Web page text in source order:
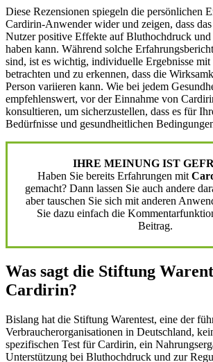
Diese Rezensionen spiegeln die persönlichen
Cardirin-Anwender wider und zeigen, dass
Nutzer positive Effekte auf Bluthochdruck
haben kann. Während solche
sind, ist es wichtig, individuelle Ergebnisse mit
betrachten und zu erkennen, dass die
Person variieren kann. Wie bei jedem
empfehlenswert, vor der Einnahme von
konsultieren, um sicherzustellen, dass es für
Bedürfnisse und gesundheitlichen
IHRE MEINUNG IST
Haben Sie bereits Erfahrungen mit
gemacht? Dann lassen Sie auch andere
aber tauschen Sie sich mit anderen
Sie dazu einfach die
Beitrag.
Was sagt die Stiftung
Cardirin?
Bislang hat die Stiftung Warentest, eine der
Verbraucherorganisationen in Deutschland,
spezifischen Test für Cardirin, ein
Unterstützung bei Bluthochdruck und zur